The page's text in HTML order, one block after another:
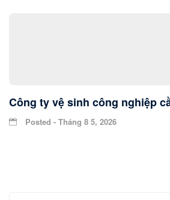
Công ty vệ sinh công nghiệp
Posted - Tháng 8 5, 2026